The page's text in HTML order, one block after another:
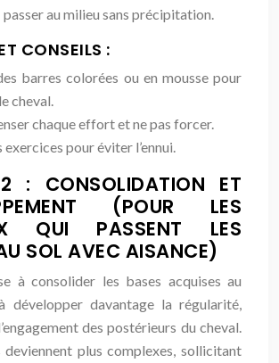
au milieu sans précipitation.
CONSEILS :
barres colorées ou en mousse pour
cheval.
chaque effort et ne pas forcer.
exercices pour éviter l’ennui.
: CONSOLIDATION ET
(POUR LES
QUI PASSENT LES
SOL AVEC AISANCE)
à consolider les bases acquises au
développer davantage la régularité,
des postérieurs du cheval.
deviennent plus complexes, sollicitant